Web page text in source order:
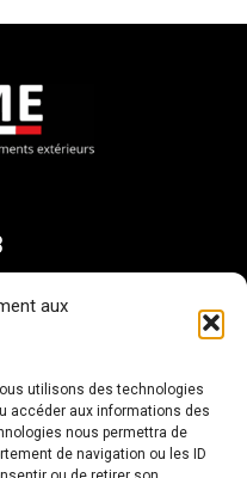
aux
utilisons des technologies
accéder aux informations des
nous permettra de
de navigation ou les ID